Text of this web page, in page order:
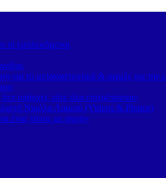
οι εμπλεκόμενοι
το μεταναστευτικό & αιχμές για την
υπάρχει, τότε όλα επιτρέπονται»
Νικόλα Λαιμού (Videos & Photos)
ένας τόπος με ψυχή»